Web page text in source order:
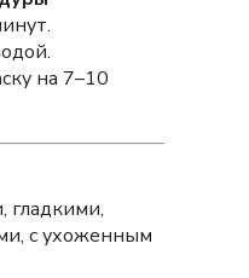
на 7–10
гладкими,
с ухоженным